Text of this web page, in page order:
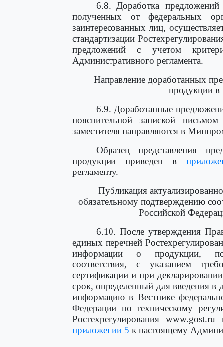
6.8. Доработка
полученных от федеральных
заинтересованных лиц,
стандартизации
предложений с учетом
Административного регламента.
Направление доработанных
продукции
6.9. Доработанные
пояснительной запиской
заместителя направляются в
Образец представления
продукции приведен в
регламенту.
Публикация
обязательному подтверждению
Российской
6.10. После утверждения
единых перечней
информации о продукции,
соответствия, с указанием
сертификации и при
срок, определенный для введения в
информацию в Вестнике
Федерации по техническому
Ростехрегулирования
приложении 5 к настоящему